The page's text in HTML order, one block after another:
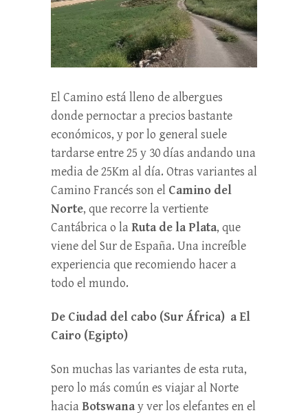
El Camino está lleno de albergues
donde pernoctar a precios bastante
económicos, y por lo general suele
tardarse entre 25 y 30 días andando una
media de 25Km al día. Otras variantes al
Camino Francés son el Camino del
Norte, que recorre la vertiente
Cantábrica o la Ruta de la Plata, que
viene del Sur de España. Una increíble
experiencia que recomiendo hacer a
todo el mundo.
De Ciudad del cabo (Sur África) a El
Cairo (Egipto)
Son muchas las variantes de esta ruta,
pero lo más común es viajar al Norte
hacia Botswanay ver los elefantes en el